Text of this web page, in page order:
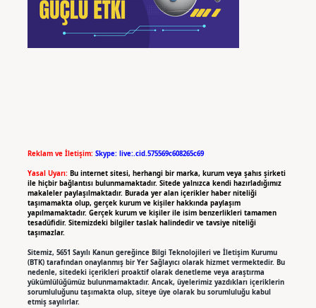
Reklam ve İletişim: Skype: live:.cid.575569c608265c69
Yasal Uyarı: Bu internet sitesi, herhangi bir marka, kurum veya şahıs şirketi
ile hiçbir bağlantısı bulunmamaktadır. Sitede yalnızca kendi hazırladığımız
makaleler paylaşılmaktadır. Burada yer alan içerikler haber niteliği
taşımamakta olup, gerçek kurum ve kişiler hakkında paylaşım
yapılmamaktadır. Gerçek kurum ve kişiler ile isim benzerlikleri tamamen
tesadüfidir. Sitemizdeki bilgiler taslak halindedir ve tavsiye niteliği
taşımazlar.
Sitemiz, 5651 Sayılı Kanun gereğince Bilgi Teknolojileri ve İletişim Kurumu
(BTK) tarafından onaylanmış bir Yer Sağlayıcı olarak hizmet vermektedir. Bu
nedenle, sitedeki içerikleri proaktif olarak denetleme veya araştırma
yükümlülüğümüz bulunmamaktadır. Ancak, üyelerimiz yazdıkları içeriklerin
sorumluluğunu taşımakta olup, siteye üye olarak bu sorumluluğu kabul
etmiş sayılırlar.